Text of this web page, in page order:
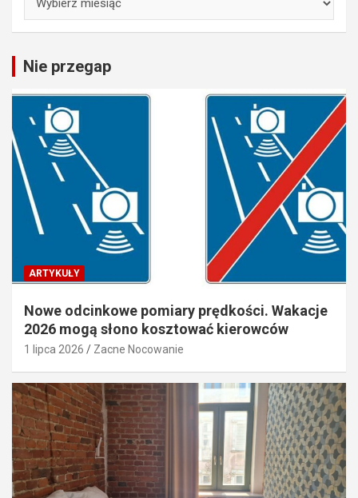
Nie przegap
ARTYKUŁY
Nowe odcinkowe pomiary prędkości. Wakacje
2026 mogą słono kosztować kierowców
1 lipca 2026 Zacne Nocowanie